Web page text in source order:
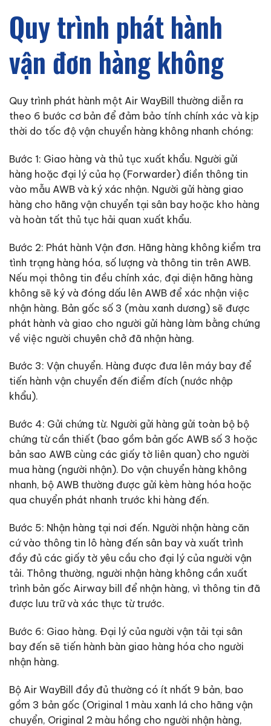
Quy trình phát hành
vận đơn hàng không
Quy trình phát hành một Air WayBill thường diễn ra
theo 6 bước cơ bản để đảm bảo tính chính xác và kịp
thời do tốc độ vận chuyển hàng không nhanh chóng:
Bước 1: Giao hàng và thủ tục xuất khẩu. Người gửi
hàng hoặc đại lý của họ (Forwarder) điền thông tin
vào mẫu AWB và ký xác nhận. Người gửi hàng giao
hàng cho hãng vận chuyển tại sân bay hoặc kho hàng
và hoàn tất thủ tục hải quan xuất khẩu.
Bước 2: Phát hành Vận đơn. Hãng hàng không kiểm tra
tình trạng hàng hóa, số lượng và thông tin trên AWB.
Nếu mọi thông tin đều chính xác, đại diện hãng hàng
không sẽ ký và đóng dấu lên AWB để xác nhận việc
nhận hàng. Bản gốc số 3 (màu xanh dương) sẽ được
phát hành và giao cho người gửi hàng làm bằng chứng
về việc người chuyên chở đã nhận hàng.
Bước 3: Vận chuyển. Hàng được đưa lên máy bay để
tiến hành vận chuyển đến điểm đích (nước nhập
khẩu).
Bước 4: Gửi chứng từ. Người gửi hàng gửi toàn bộ bộ
chứng từ cần thiết (bao gồm bản gốc AWB số 3 hoặc
bản sao AWB cùng các giấy tờ liên quan) cho người
mua hàng (người nhận). Do vận chuyển hàng không
nhanh, bộ AWB thường được gửi kèm hàng hóa hoặc
qua chuyển phát nhanh trước khi hàng đến.
Bước 5: Nhận hàng tại nơi đến. Người nhận hàng căn
cứ vào thông tin lô hàng đến sân bay và xuất trình
đầy đủ các giấy tờ yêu cầu cho đại lý của người vận
tải. Thông thường, người nhận hàng không cần xuất
trình bản gốc Airway bill để nhận hàng, vì thông tin đã
được lưu trữ và xác thực từ trước.
Bước 6: Giao hàng. Đại lý của người vận tải tại sân
bay đến sẽ tiến hành bàn giao hàng hóa cho người
nhận hàng.
Bộ Air WayBill đầy đủ thường có ít nhất 9 bản, bao
gồm 3 bản gốc (Original 1 màu xanh lá cho hãng vận
chuyển, Original 2 màu hồng cho người nhận hàng,